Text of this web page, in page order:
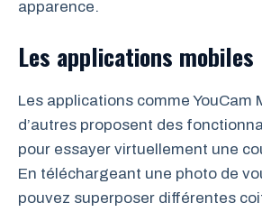
apparence.
Les applications mobiles
Les applications comme YouCam
d’autres proposent des
pour essayer virtuellement une
En téléchargeant une photo de
pouvez superposer différentes